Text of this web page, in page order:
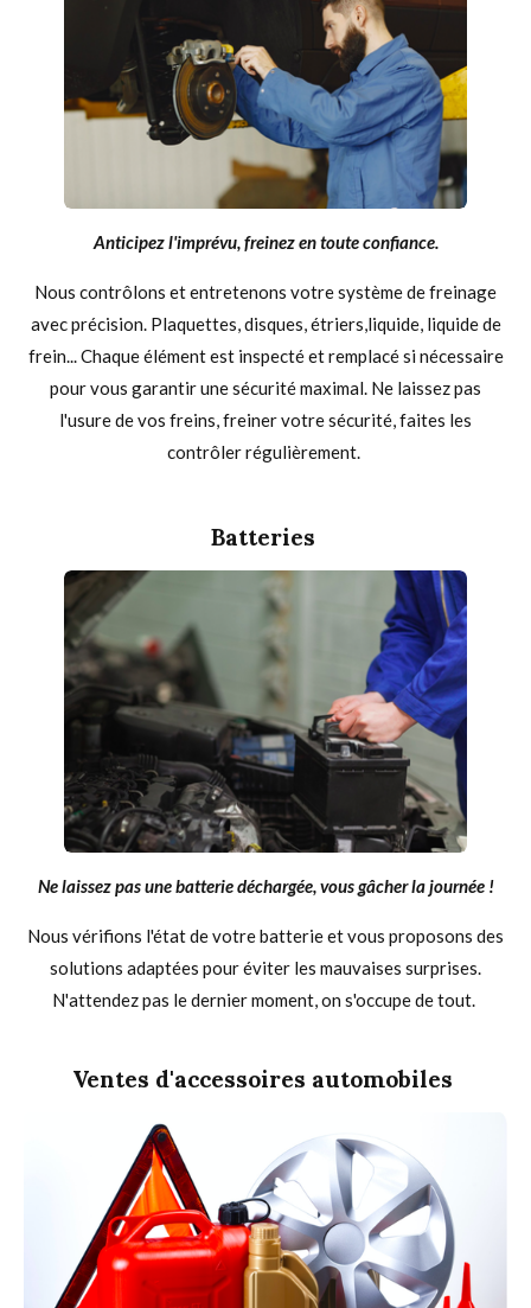
Anticipez l'imprévu, freinez en toute confiance.
Nous contrôlons et entretenons votre système de freinage
avec précision. Plaquettes, disques, étriers,liquide, liquide de
frein... Chaque élément est inspecté et remplacé si nécessaire
pour vous garantir une sécurité maximal. Ne laissez pas
l'usure de vos freins, freiner votre sécurité, faites les
contrôler régulièrement.
Batteries
Ne laissez pas une batterie déchargée, vous gâcher la journée !
Nous vérifions l'état de votre batterie et vous proposons des
solutions adaptées pour éviter les mauvaises surprises.
N'attendez pas le dernier moment, on s'occupe de tout.
Ventes d'accessoires automobiles